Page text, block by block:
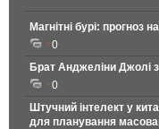
Магнітні бурі: прогноз
0
Брат Анджеліни Джолі
0
Штучний інтелект у
для планування